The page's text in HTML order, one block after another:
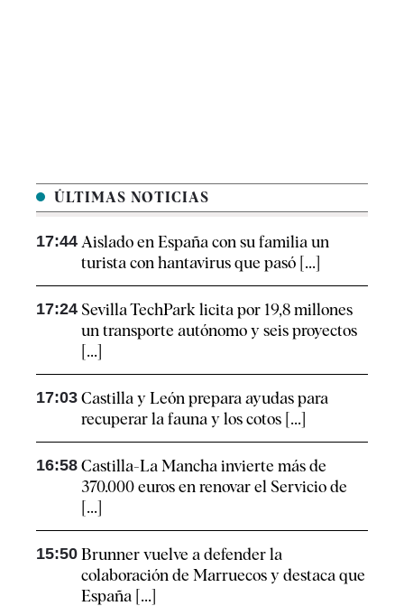
ÚLTIMAS NOTICIAS
17:44 Aislado en España con su familia un
turista con hantavirus que pasó [...]
17:24 Sevilla TechPark licita por 19,8 millones
un transporte autónomo y seis proyectos
[...]
17:03 Castilla y León prepara ayudas para
recuperar la fauna y los cotos [...]
16:58 Castilla-La Mancha invierte más de
370.000 euros en renovar el Servicio de
[...]
15:50 Brunner vuelve a defender la
colaboración de Marruecos y destaca que
España [...]